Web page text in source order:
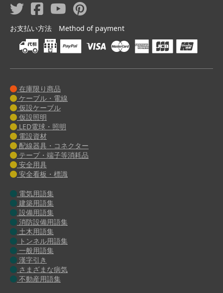
お支払い方法 Method of payment
在庫限り商品
ケーブル・電線
仮設ケーブル
仮設照明
LED電球・照明
電設資材
配線器具・コネクター
テープ・端子等消耗品
安全用具
安全看板・標識
電気用語集
建築用語集
設備用語集
消防設備用語集
土木用語集
トンネル用語集
一般用語集
漢字引き
さまざまな病気
不動産用語集